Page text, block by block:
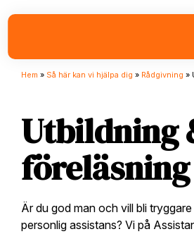
to
navigation
to
content
to
Hem » Så här kan vi hjälpa dig » Rådgivning »
Utbildning
föreläsning
Är du god man och vill bli
personlig assistans? Vi på